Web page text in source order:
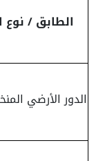
الطابق / نوع
الدور الأرضي